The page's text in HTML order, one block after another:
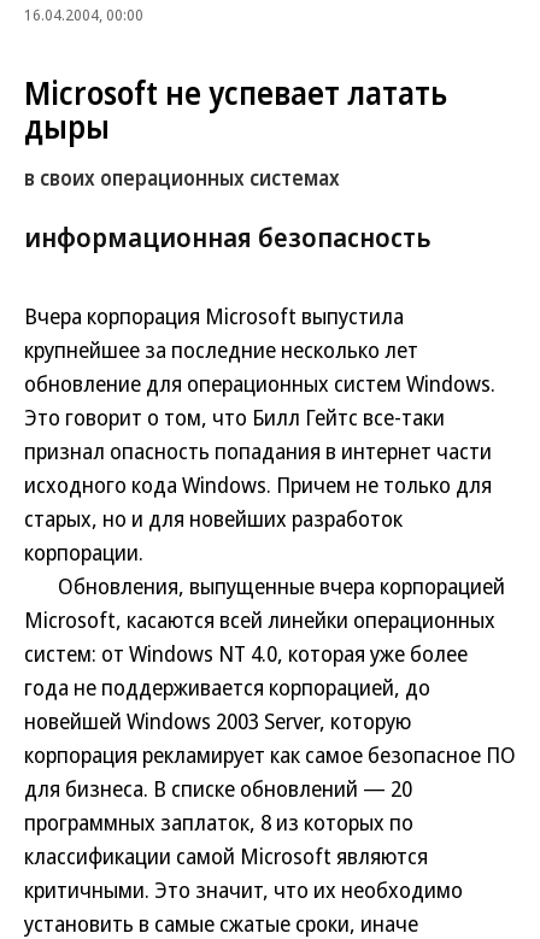
16.04.2004, 00:00
Microsoft не успевает латать
дыры
в своих операционных системах
информационная безопасность
Вчера корпорация Microsoft выпустила
крупнейшее за последние несколько лет
обновление для операционных систем Windows.
Это говорит о том, что Билл Гейтс все-таки
признал опасность попадания в интернет части
исходного кода Windows. Причем не только для
старых, но и для новейших разработок
корпорации.
Обновления, выпущенные вчера корпорацией
Microsoft, касаются всей линейки операционных
систем: от Windows NT 4.0, которая уже более
года не поддерживается корпорацией, до
новейшей Windows 2003 Server, которую
корпорация рекламирует как самое безопасное ПО
для бизнеса. В списке обновлений — 20
программных заплаток, 8 из которых по
классификации самой Microsoft являются
критичными. Это значит, что их необходимо
установить в самые сжатые сроки, иначе